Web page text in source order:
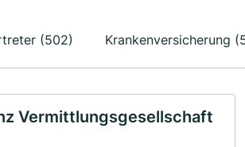
(502) Krankenversicherung
Vermittlungsgesellschaft